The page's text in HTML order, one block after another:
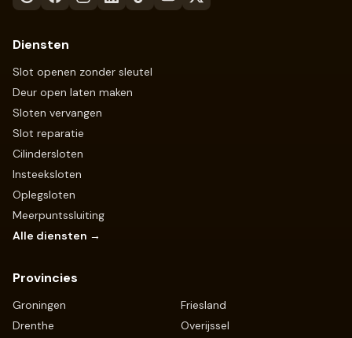
Diensten
Slot openen zonder sleutel
Deur open laten maken
Sloten vervangen
Slot reparatie
Cilindersloten
Insteeksloten
Oplegsloten
Meerpuntssluiting
Alle diensten →
Provincies
Groningen
Friesland
Drenthe
Overijssel